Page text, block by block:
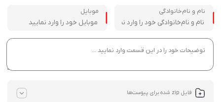
نام و نام‌خانوادگی موبایل
فایل zip شده برای پیوست‌ها